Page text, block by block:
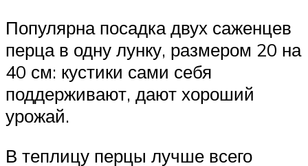
Популярна посадка двух саженцев
перца в одну лунку, размером 20 на
40 см: кустики сами себя
поддерживают, дают хороший
урожай.
В теплицу перцы лучше всего